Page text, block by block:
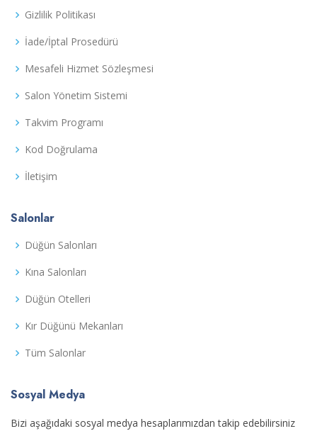
Gizlilik Politikası
İade/İptal Prosedürü
Mesafeli Hizmet Sözleşmesi
Salon Yönetim Sistemi
Takvim Programı
Kod Doğrulama
İletişim
Salonlar
Düğün Salonları
Kına Salonları
Düğün Otelleri
Kır Düğünü Mekanları
Tüm Salonlar
Sosyal Medya
Bizi aşağıdaki sosyal medya hesaplarımızdan takip edebilirsiniz